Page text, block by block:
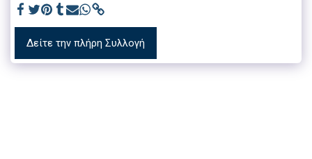
Δείτε την πλήρη Συλλογή